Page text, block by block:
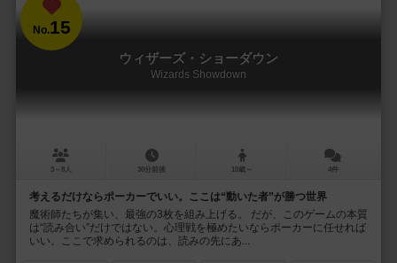
No.15
ウィザーズ・ショーダウン
Wizards Showdown
3～8人 30分前後 10歳～ 4件
考えるだけならポーカーでいい。ここは“動いた者”が勝つ世界
魔術師たちが集い、最強の3枚を組み上げる。 だが、このゲームの本質
は“読み合い”だけではない。心理戦を極めたいならポーカーに任せれば
いい。ここで求められるのは、読みの先にあ...